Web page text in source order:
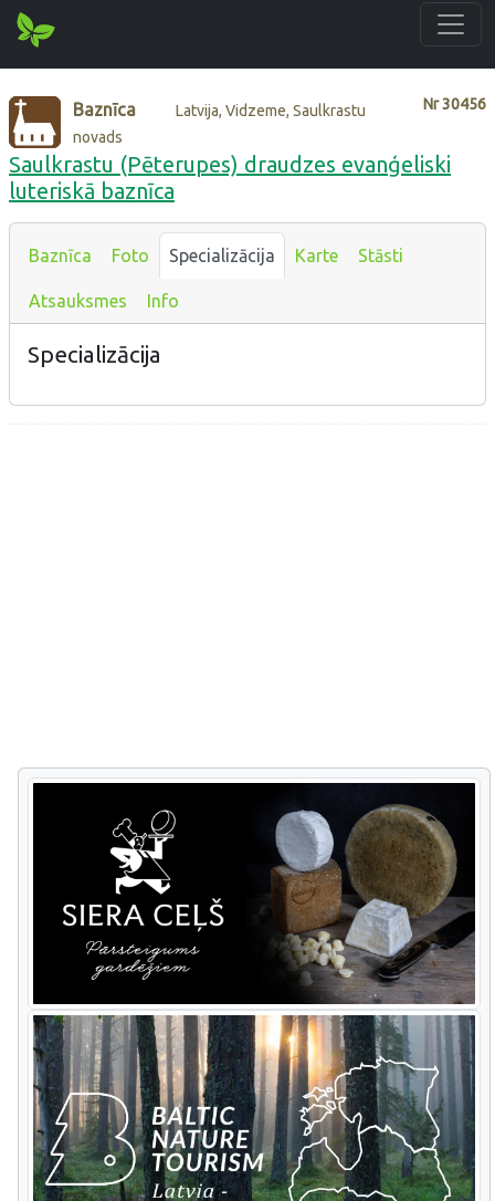
Nr30456
Baznīca
Latvija, Vidzeme, Saulkrastu
novads
Saulkrastu (Pēterupes) draudzes evanģeliski
luteriskā baznīca
Baznīca Foto Specializācija Karte Stāsti
Atsauksmes Info
Specializācija